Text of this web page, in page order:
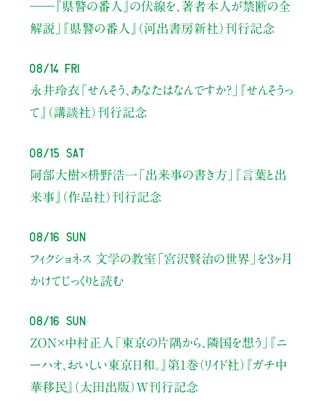
――『県警の番人』の伏線を、著者本人が禁断の全
解説」
『県警の番人』（河出書房新社）刊行記念
08/14 Fri
永井玲衣 「せんそう、あなたはなんですか？」
『せんそうっ
て』（講談社）刊行記念
08/15 Sat
阿部大樹×枡野浩一 「出来事の書き方」
『言葉と出
来事』（作品社）刊行記念
08/16 Sun
フィクショネス 文学の教室 「宮沢賢治の世界」を3ヶ月
かけてじっくりと読む
08/16 Sun
ZON×中村正人 「東京の片隅から、隣国を想う」
『ニ
ーハオ、おいしい東京日和。』第1巻（リイド社） 『ガチ中
華移民』（太田出版）W刊行記念